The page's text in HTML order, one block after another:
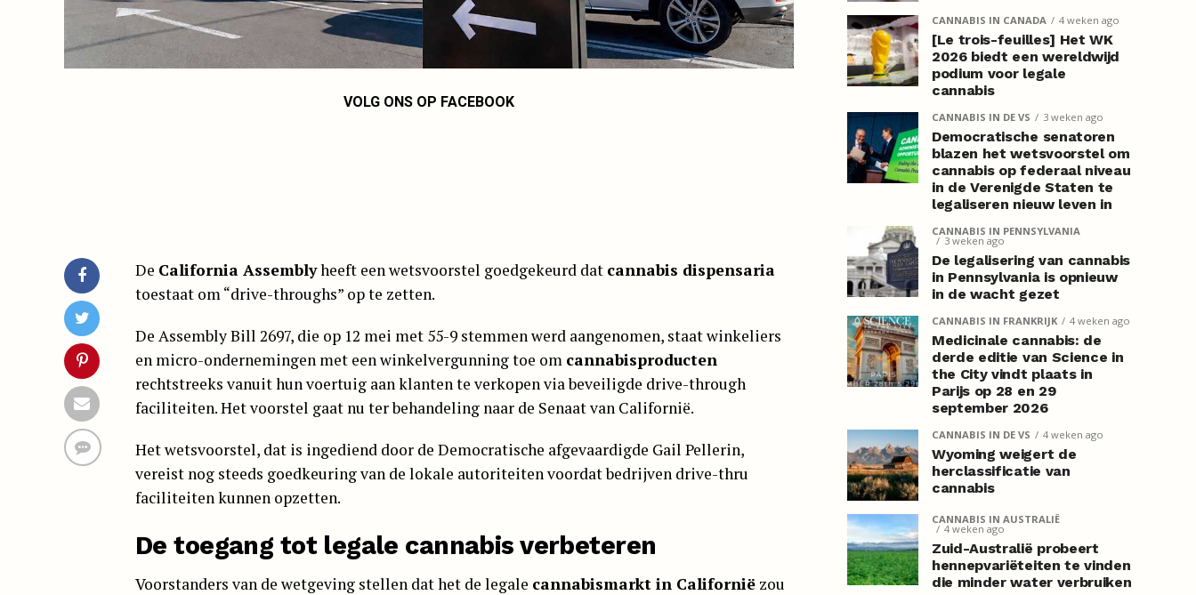
VOLG ONS OP FACEBOOK
De California Assemblyheeft een wetsvoorstel goedgekeurd dat cannabis dispensaria
toestaat om “drive-throughs” op te zetten.
De Assembly Bill 2697, die op 12 mei met 55-9 stemmen werd aangenomen, staat winkeliers
en micro-ondernemingen met een winkelvergunning toe om cannabisproducten
rechtstreeks vanuit hun voertuig aan klanten te verkopen via beveiligde drive-through
faciliteiten. Het voorstel gaat nu ter behandeling naar de Senaat van Californië.
Het wetsvoorstel, dat is ingediend door de Democratische afgevaardigde Gail Pellerin,
vereist nog steeds goedkeuring van de lokale autoriteiten voordat bedrijven drive-thru
faciliteiten kunnen opzetten.
De toegang tot legale cannabis verbeteren
Voorstanders van de wetgeving stellen dat het de legale cannabismarkt in Californië zou
CANNABIS IN CANADA 4 weken ago
[Le trois-feuilles] Het WK
2026 biedt een wereldwijd
podium voor legale
cannabis
CANNABIS IN DE VS 3 weken ago
Democratische senatoren
blazen het wetsvoorstel om
cannabis op federaal niveau
in de Verenigde Staten te
legaliseren nieuw leven in
CANNABIS IN PENNSYLVANIA
3 weken ago
De legalisering van cannabis
in Pennsylvania is opnieuw
in de wacht gezet
CANNABIS IN FRANKRIJK 4 weken ago
Medicinale cannabis: de
derde editie van Science in
the City vindt plaats in
Parijs op 28 en 29
september 2026
CANNABIS IN DE VS 4 weken ago
Wyoming weigert de
herclassificatie van
cannabis
CANNABIS IN AUSTRALIË
4 weken ago
Zuid-Australië probeert
hennepvariëteiten te vinden
die minder water verbruiken